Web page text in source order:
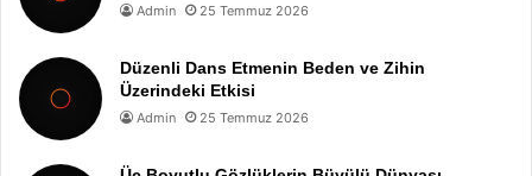
Admin 25 Temmuz 2026
Düzenli Dans Etmenin Beden ve Zihin
Üzerindeki Etkisi
Admin 25 Temmuz 2026